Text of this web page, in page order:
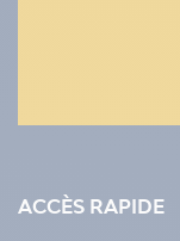
ACCÈS RAPIDE